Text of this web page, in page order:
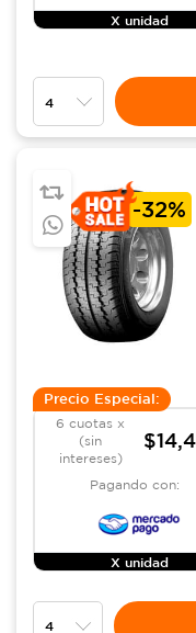
X unidad
-32%
Precio Especial:
6 cuotas x
(sin
intereses)
Pagando con:
X unidad